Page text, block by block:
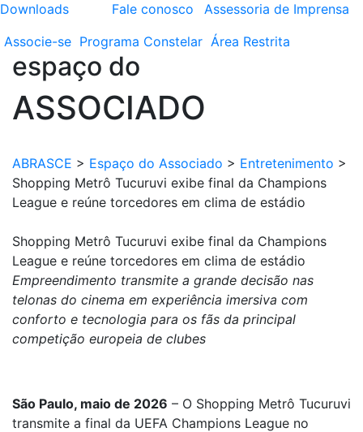
Downloads
Fale conosco
Assessoria de Imprensa
Associe-se Programa Constelar Área Restrita
espaço do
ASSOCIADO
ABRASCE > Espaço do Associado > Entretenimento >
Shopping Metrô Tucuruvi exibe final da Champions
League e reúne torcedores em clima de estádio
Shopping Metrô Tucuruvi exibe final da Champions
League e reúne torcedores em clima de estádio
Empreendimento transmite a grande decisão nas
telonas do cinema em experiência imersiva com
conforto e tecnologia para os fãs da principal
competição europeia de clubes
São Paulo, maio de 2026 – O Shopping Metrô Tucuruvi
transmite a final da UEFA Champions League no